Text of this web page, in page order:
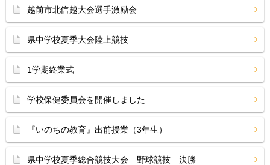
越前市北信越大会選手激励会
県中学校夏季大会陸上競技
1学期終業式
学校保健委員会を開催しました
『いのちの教育』出前授業（3年生）
県中学校夏季総合競技大会 野球競技 決勝